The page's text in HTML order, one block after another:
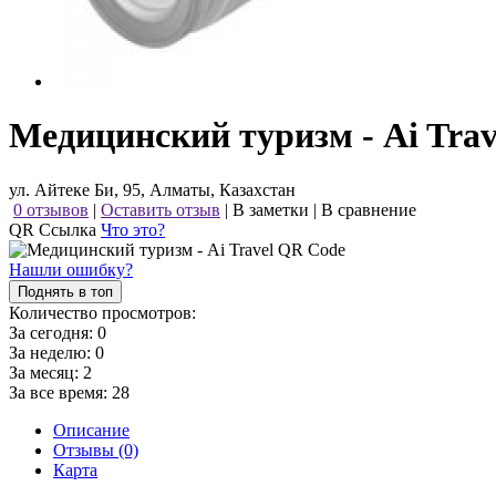
Медицинский туризм - Ai
ул. Айтеке Би, 95, Алматы, Казахстан
0 отзывов | Оставить отзыв | В заметки | В сравнение
QR Ссылка Что это?
Нашли ошибку?
Поднять в топ
Количество просмотров:
За сегодня: 0
За неделю: 0
За месяц: 2
За все время: 28
Описание
Отзывы (0)
Карта